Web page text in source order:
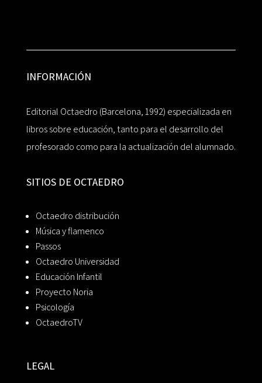
INFORMACIÓN
Editorial Octaedro (Barcelona, 1992) especializada en
libros sobre educación, tanto para el desarrollo del
profesorado como para la actualización del alumnado.
SITIOS DE OCTAEDRO
Octaedro distribución
Música y flamenco
Passos
Octaedro Universidad
Educación Infantil
Proyecto Noria
Psicología
OctaedroTV
LEGAL